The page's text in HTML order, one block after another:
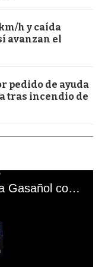
h y caída
avanzan el
pedido de ayuda
tras incendio de
El mal momento de Yanina Gasañol con un hincha argentino en "Subrayado"